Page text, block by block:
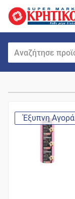
Έξυπνη Αγορά